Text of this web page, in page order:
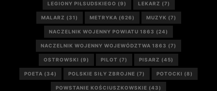
LEGIONY PIŁSUDSKIEGO (9) LEKARZ (7)
MALARZ (31) METRYKA (626) MUZYK (7)
NACZELNIK WOJENNY POWIATU 1863 (24)
NACZELNIK WOJENNY WOJEWÓDZTWA 1863 (7)
OSTROWSKI (9) PILOT (7) PISARZ (45)
POETA (34) POLSKIE SIŁY ZBROJNE (7) POTOCKI (8)
POWSTANIE KOŚCIUSZKOWSKIE (43)